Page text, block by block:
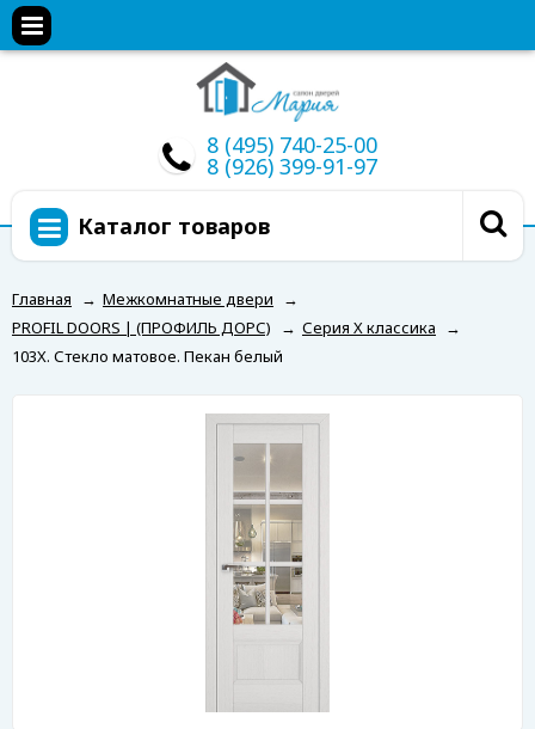
8 (495) 740-25-00
8 (926) 399-91-97
Каталог товаров
Главная → Межкомнатные двери
→
PROFIL DOORS | (ПРОФИЛЬ ДОРС)
→ Серия X классика
→
103X. Стекло матовое. Пекан белый